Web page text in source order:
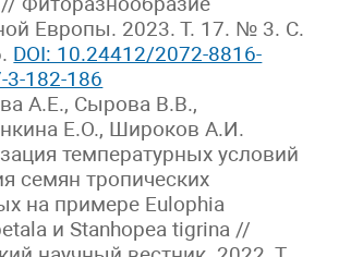
Европы. 2023. Т. 17. № 3. С.
DOI: 10.24412/2072-8816-
3-182-186
А.Е., Сырова В.В.,
Е.О., Широков А.И.
температурных условий
семян тропических
на примере Eulophia
и Stanhopea tigrina //